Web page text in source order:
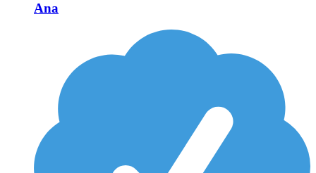
Ana